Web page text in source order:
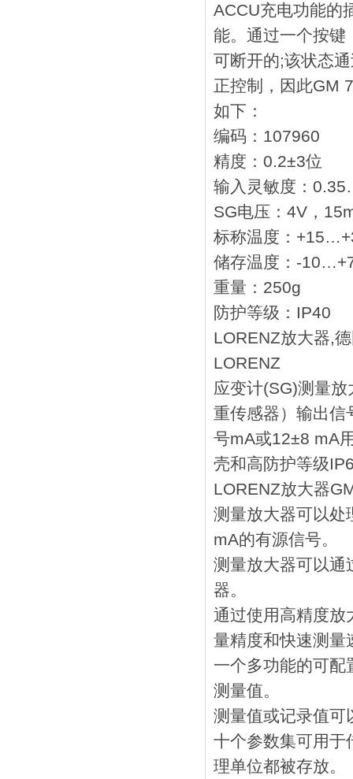
ACCU充电功能的
能。通过一个按键
可断开的;该状态
正控制，因此GM
如下：
编码：107960
精度：0.2±3位
输入灵敏度：
SG电压：4V，
标称温度：
储存温度：-
重量：250g
防护等级：IP40
LORENZ放大器,
LORENZ
应变计(SG)测量
重传感器）输出
号mA或12±8 mA
壳和高防护等级
LORENZ放大器
测量放大器可以
mA的有源信号。
测量放大器可以通
器。
通过使用高精度放
量精度和快速测量
一个多功能的可
测量值。
测量值或记录值可
十个参数集可用于
理单位都被存放。